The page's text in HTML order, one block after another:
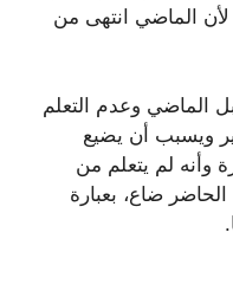
الماضي انتهى من
الماضي وعدم التعلم
ويسبب أن يضيع
وأنه لم يتعلم من
ضاع، بعبارة